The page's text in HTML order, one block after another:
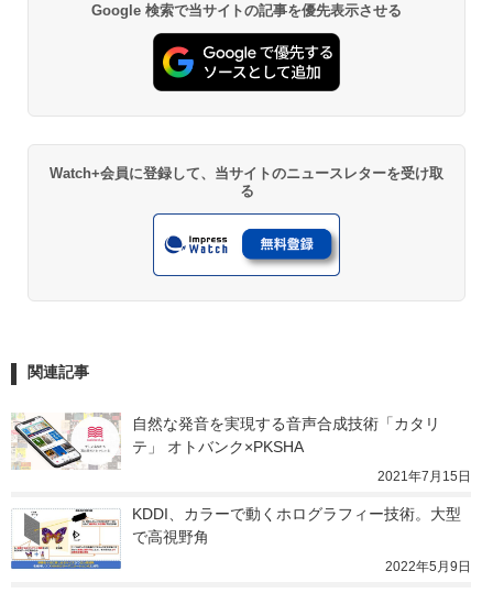
Google 検索で当サイトの記事を優先表示させる
Watch+会員に登録して、当サイトのニュースレターを受け取
る
関連記事
自然な発音を実現する音声合成技術「カタリ
テ」 オトバンク×PKSHA
2021年7月15日
KDDI、カラーで動くホログラフィー技術。大型
で高視野角
2022年5月9日